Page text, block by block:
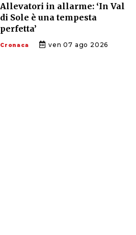
Allevatori in allarme: ‘In Val
di Sole è una tempesta
perfetta’
Cronaca ven 07 ago 2026